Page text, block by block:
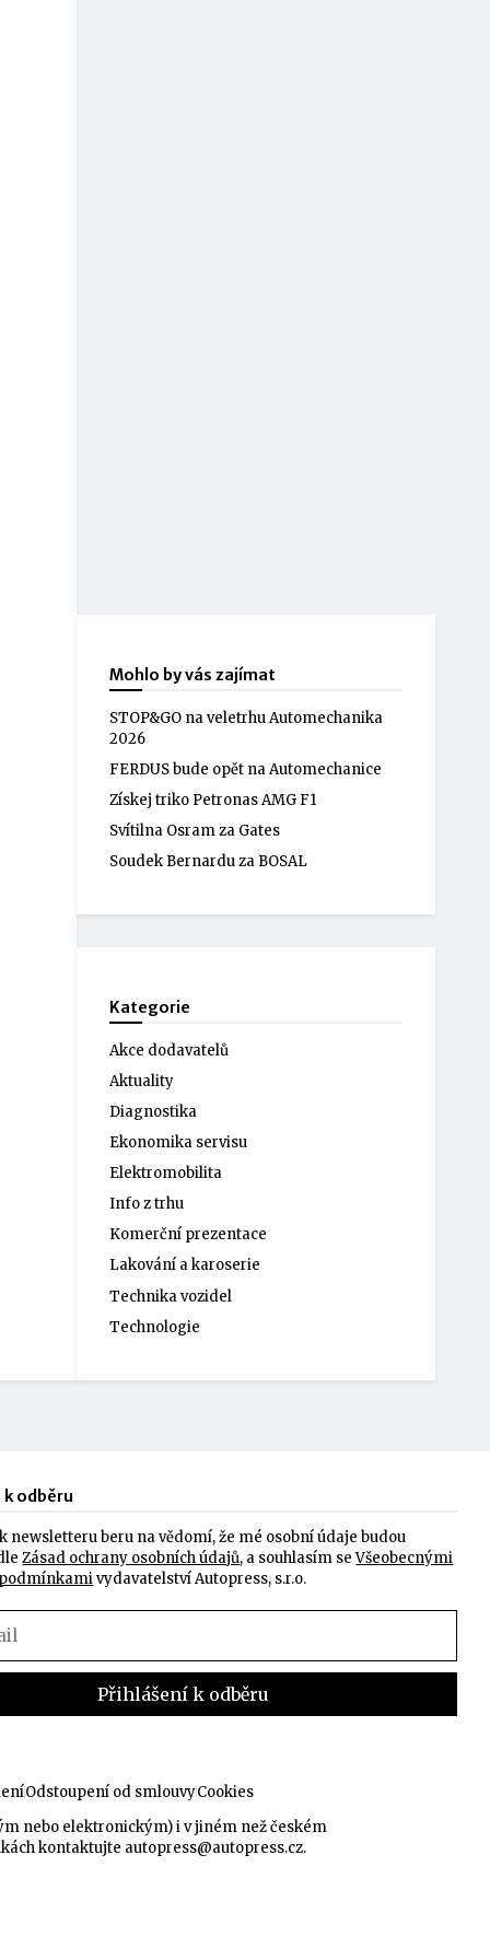
Mohlo by vás zajímat
STOP&GO na veletrhu Automechanika
2026
FERDUS bude opět na Automechanice
Získej triko Petronas AMG F1
Svítilna Osram za Gates
Soudek Bernardu za BOSAL
Kategorie
Akce dodavatelů
Aktuality
Diagnostika
Ekonomika servisu
Elektromobilita
Info z trhu
Komerční prezentace
Lakování a karoserie
Technika vozidel
Technologie
odběru
newsletteru beru na vědomí, že mé osobní údaje budou
Zásad ochrany osobních údajů, a souhlasím seVšeobecnými
vydavatelství Autopress, s.r.o.
Odstoupení od smlouvyCookies
nebo elektronickým) i v jiném než českém
kontaktujte autopress@autopress.cz.